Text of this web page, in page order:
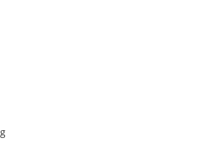
La Prima
Elfenbein
in Schwarz/Elfenbein
vorne; Typ C in zweiter